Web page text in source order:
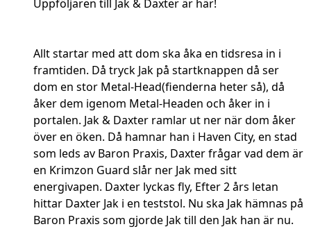
Uppföljaren till Jak & Daxter är här!
Allt startar med att dom ska åka en tidsresa in i
framtiden. Då tryck Jak på startknappen då ser
dom en stor Metal-Head(fienderna heter så), då
åker dem igenom Metal-Headen och åker in i
portalen. Jak & Daxter ramlar ut ner när dom åker
över en öken. Då hamnar han i Haven City, en stad
som leds av Baron Praxis, Daxter frågar vad dem är
en Krimzon Guard slår ner Jak med sitt
energivapen. Daxter lyckas fly, Efter 2 års letan
hittar Daxter Jak i en teststol. Nu ska Jak hämnas på
Baron Praxis som gjorde Jak till den Jak han är nu.